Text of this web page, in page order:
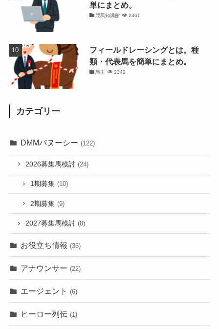
単にまとめ。
競馬知識館 2361
フィールドレーシングとは。種
類・代表馬を簡単にまとめ。
馬主 2342
カテゴリー
DMMバヌーシー (122)
2026募集馬検討 (24)
1期募集 (10)
2期募集 (9)
2027募集馬検討 (8)
お役立ち情報 (36)
アナウンサー (22)
エージェント (6)
ヒーロー列伝 (1)